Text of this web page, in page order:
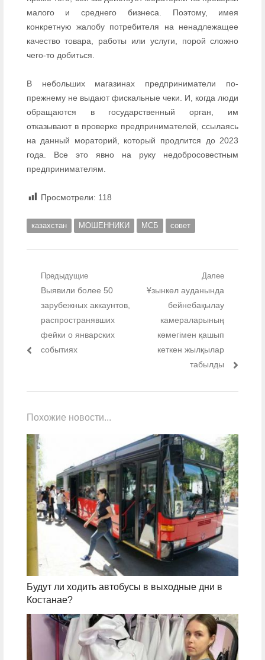
малого и среднего бизнеса. Поэтому, имея
конкретную жалобу потребителя на ненадлежащее
качество товара, работы или услуги, порой сложно
чего-то добиться.
В небольших магазинах предприниматели по-
прежнему не выдают фискальные чеки. И, когда люди
обращаются в государственный орган, им
отказывают в проверке предпринимателей, ссылаясь
на данный мораторий, который продлится до 2023
года. Все это явно на руку недобросовестным
предпринимателям.
Просмотрели: 118
казахстан МОШЕННИКИ МСБ совет
Навигация по записям
Предыдущие
Предыдущий пост:
Выявили более 50
зарубежных аккаунтов,
распространявших
фейки о январских
событиях
Далее
Следующий пост:
Ұзынкөл ауданында
бейнебақылау
камераларының
көмегімен қашып
кеткен жылқылар
табылды
Похожие новости...
Будут ли ходить автобусы в выходные дни в
Костанае?